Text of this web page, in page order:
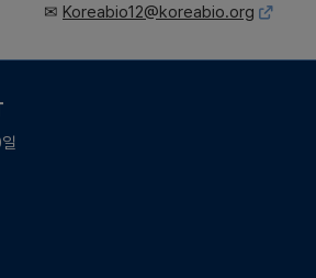
Koreabio12@koreabio.org